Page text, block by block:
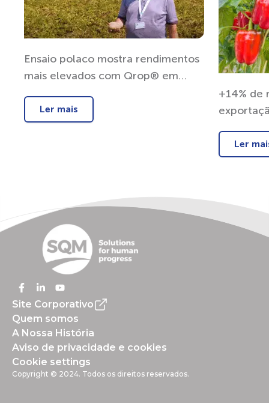
Ensaio polaco mostra rendimentos
mais elevados com Qrop® em
Ler mais
+14% de
Ler
Site Corporativo
Quem somos
A Nossa História
Aviso de privacidade e cookies
Cookie settings
Copyright © 2024. Todos os direitos reservados.